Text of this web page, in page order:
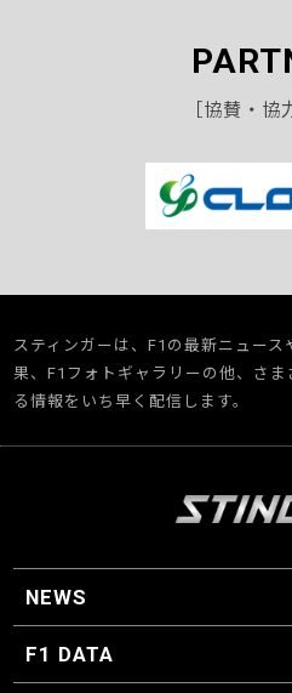
［協賛・協
スティンガーは、F1の最新ニュー
果、F1フォトギャラリーの他、さ
る情報をいち早く配信します。
NEWS
F1 ニュース
F1 DATA